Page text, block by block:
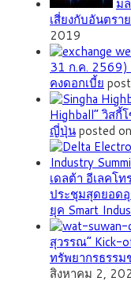
ม
เสี่ยงกับอันตรา
2019
31 ก.ค.
คงดอกเบี้ย
Highball” วิส
ญี่ปุ่นposted
เดลต้า อีเลคโ
ประชุมสุดยอด
ยุค Smart
สุวรรณ” Kick-
ทรัพยากรธรร
สิงหาคม 2,